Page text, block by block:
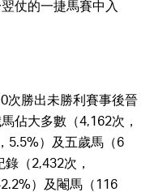
仗的一捷馬賽中入
次勝出未勝利賽事後晉
佔大多數（4,162次，
5.5%）及五歲馬（6
（2,432次，
）及閹馬（116